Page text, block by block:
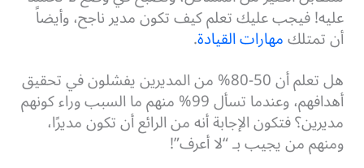
عليه! فيجب عليك تعلم كيف تكون مدير ناجح، وأيضاً
أن تمتلكمهارات القيادة.
هل تعلم أن 50-80% من المديرين يفشلون في تحقيق
أهدافهم، وعندما تسأل 99% منهم ما السبب وراء كونهم
مديرين؟ فتكون الإجابة أنه من الرائع أن تكون مديرًا،
ومنهم من يجيب بـ “لا أعرف”!